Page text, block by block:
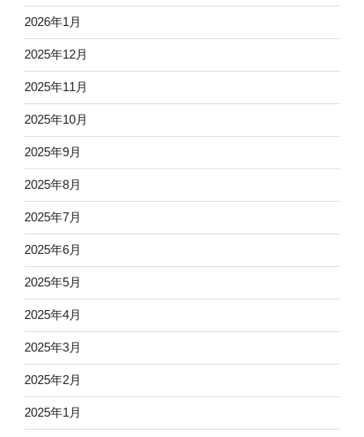
2026年1月
2025年12月
2025年11月
2025年10月
2025年9月
2025年8月
2025年7月
2025年6月
2025年5月
2025年4月
2025年3月
2025年2月
2025年1月